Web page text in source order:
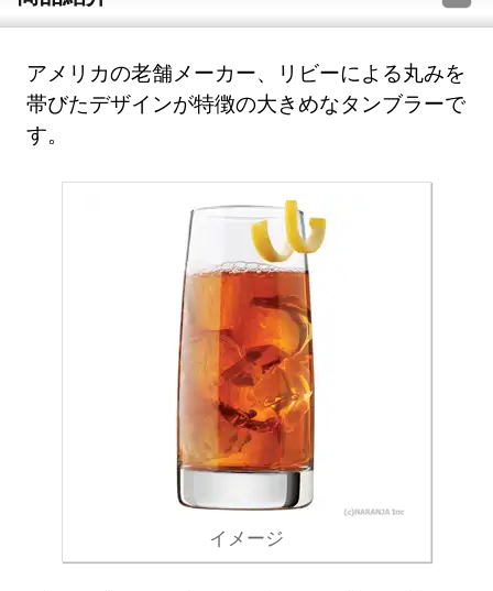
アメリカの老舗メーカー、リビーによる丸みを
帯びたデザインが特徴の大きめなタンブラーで
す。
イメージ